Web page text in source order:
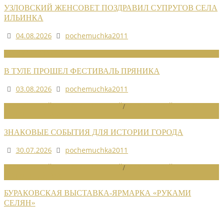
УЗЛОВСКИЙ ЖЕНСОВЕТ ПОЗДРАВИЛ СУПРУГОВ СЕЛА
ИЛЬИНКА
04.08.2026
pochemuchka2011
В ТУЛЕ ПРОШЕЛ ФЕСТИВАЛЬ ПРЯНИКА
03.08.2026
pochemuchka2011
/
ЗНАКОВЫЕ СОБЫТИЯ ДЛЯ ИСТОРИИ ГОРОДА
30.07.2026
pochemuchka2011
/
БУРАКОВСКАЯ ВЫСТАВКА-ЯРМАРКА «РУКАМИ
СЕЛЯН»